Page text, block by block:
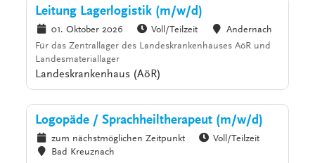
Leitung Lagerlogistik (m/w/d)
01. Oktober 2026 Voll/Teilzeit
Andernach
Für das Zentrallager des Landeskrankenhauses AöR und
Landesmateriallager
Landeskrankenhaus (AöR)
Logopäde / Sprachheiltherapeut (m/w/d)
zum nächstmöglichen Zeitpunkt
Voll/Teilzeit
Bad Kreuznach